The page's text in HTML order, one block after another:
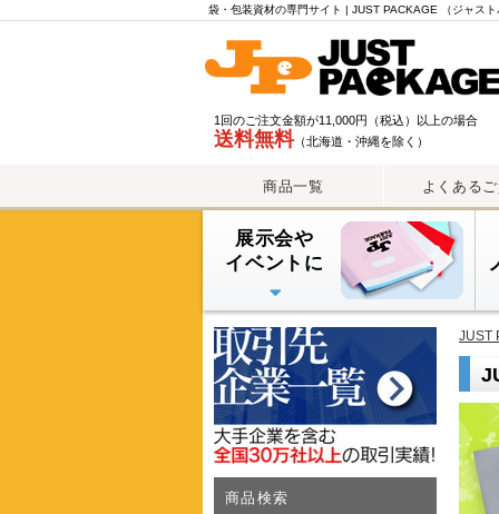
袋・包装資材の専門サイト | JUST PACKAGE （ジャス
1回のご注文金額が11,000円（税込）以上の場合
送料無料（北海道・沖縄を除く）
商品一覧 よくある
展示会や
イベントに
PE手提げバッグ
OPP・PP手提げ袋
紙袋
PEレジ袋 JUST
商品検索